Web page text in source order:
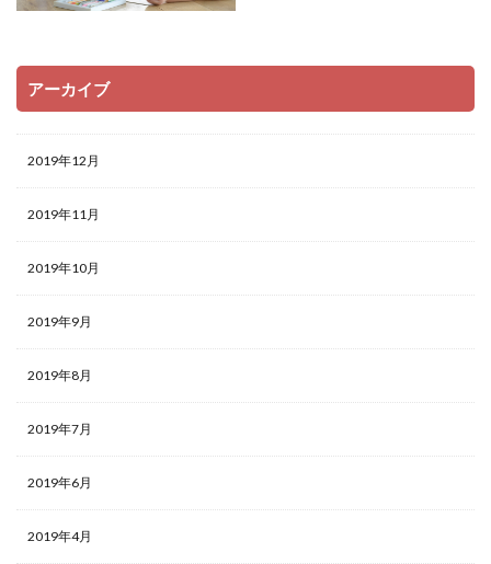
アーカイブ
2019年12月
2019年11月
2019年10月
2019年9月
2019年8月
2019年7月
2019年6月
2019年4月